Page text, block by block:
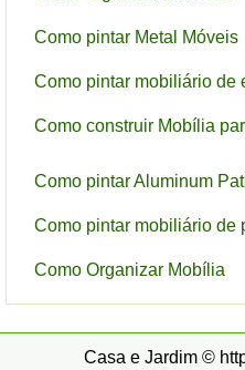
Como pintar Metal Móveis
Como pintar mobiliário de
Como construir Mobília
Como pintar Aluminum
Como pintar mobiliário de
Como Organizar Mobília
Casa e Jardim ©